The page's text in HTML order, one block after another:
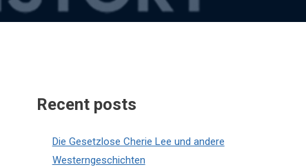
Recent posts
Die Gesetzlose Cherie Lee und andere
Westerngeschichten